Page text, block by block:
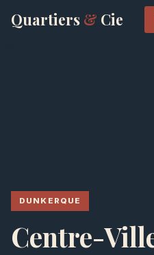
Quartiers & Cie
DUNKERQUE
Centre-